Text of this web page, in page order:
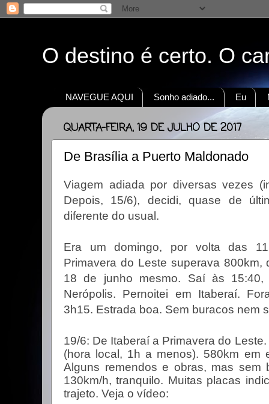
O destino é certo. O
NAVEGUE AQUI Sonho adiado... Eu
QUARTA-FEIRA, 19 DE JULHO DE 2017
De Brasília a Puerto Maldonado
Viagem adiada por diversas vezes
Depois, 15/6), decidi, quase de
diferente do usual.
Era um domingo, por volta das
Primavera do Leste superava
18 de junho mesmo. Saí às 15:40,
Nerópolis. Pernoitei em Itaberaí.
3h15. Estrada boa. Sem buracos nem
19/6: De Itaberaí a Primavera do
(hora local, 1h a menos). 580km em
Alguns remendos e obras, mas sem
130km/h, tranquilo. Muitas placas
trajeto. Veja o vídeo: